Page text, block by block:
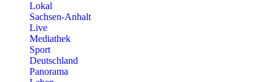
Lokal
Sachsen-Anhalt
Live
Mediathek
Sport
Deutschland
Panorama